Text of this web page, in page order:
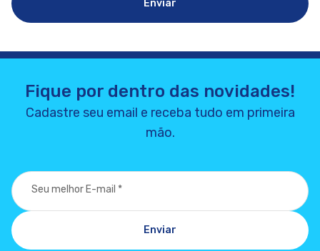
Enviar
Fique por dentro das novidades!
Cadastre seu email e receba tudo em primeira
mão.
Seu melhor E-mail *
Enviar